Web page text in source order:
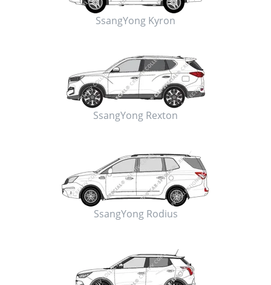
SsangYong Kyron
SsangYong Rexton
SsangYong Rodius